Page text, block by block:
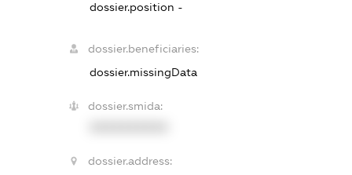
dossier.position -
dossier.beneficiaries:
dossier.missingData
dossier.smida:
dossier.address: